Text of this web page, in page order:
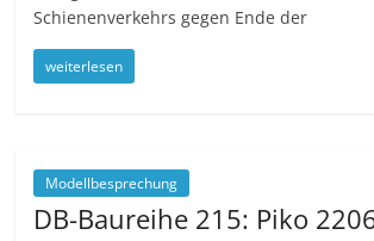
Schienenverkehrs gegen Ende der
weiterlesen
Modellbesprechung
DB-Baureihe 215: Piko